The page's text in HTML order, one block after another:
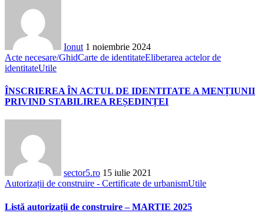
Ionut 1 noiembrie 2024
Acte necesare/GhidCarte de identitateEliberarea actelor de
identitateUtile
ÎNSCRIEREA ÎN ACTUL DE IDENTITATE A MENȚIUNII
PRIVIND STABILIREA REȘEDINȚEI
sector5.ro 15 iulie 2021
Autorizații de construire - Certificate de urbanismUtile
Listă autorizații de construire – MARTIE 2025